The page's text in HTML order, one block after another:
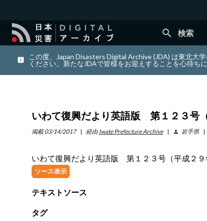
search 検索
この度、Japan Disasters Digital Archive (JDA) は東北大
ください。新たなJDAで皆様をお迎えすることを心待ちに
いわて復興だより英語版 第１２３号
掲載 03/14/2017 経由 Iwate Prefecture Archive person 岩手県
いわて復興だより英語版 第１２３号（平成２９
ソース表示
テキストソース
タグ